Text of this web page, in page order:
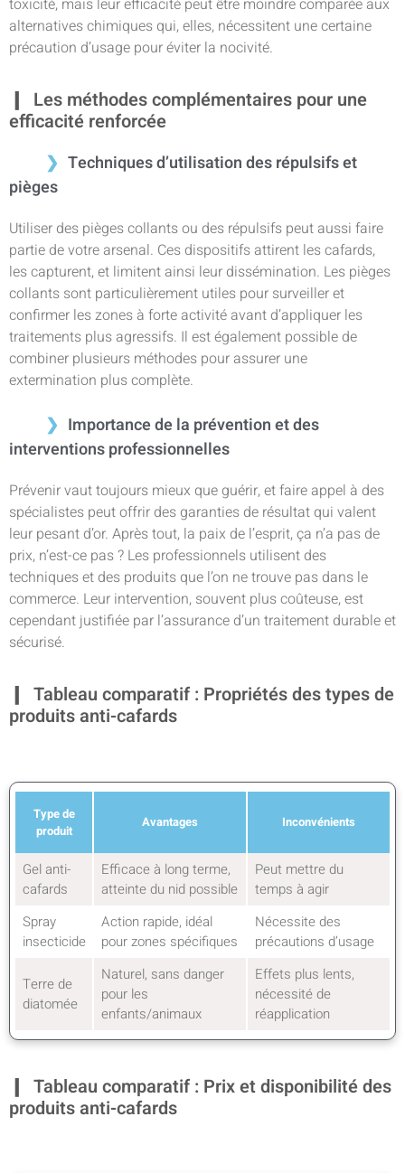
alternatives chimiques qui, elles, nécessitent une certaine
précaution d’usage pour éviter la nocivité.
Les méthodes complémentaires pour une
efficacité renforcée
Techniques d’utilisation des répulsifs et
pièges
Utiliser des pièges collants ou des répulsifs peut aussi faire
partie de votre arsenal. Ces dispositifs attirent les cafards,
les capturent, et limitent ainsi leur dissémination. Les pièges
collants sont particulièrement utiles pour surveiller et
confirmer les zones à forte activité avant d’appliquer les
traitements plus agressifs. Il est également possible de
combiner plusieurs méthodes pour assurer une
extermination plus complète.
Importance de la prévention et des
interventions professionnelles
Prévenir vaut toujours mieux que guérir, et faire appel à des
spécialistes peut offrir des garanties de résultat qui valent
leur pesant d’or. Après tout, la paix de l’esprit, ça n’a pas de
prix, n’est-ce pas ? Les professionnels utilisent des
techniques et des produits que l’on ne trouve pas dans le
commerce. Leur intervention, souvent plus coûteuse, est
cependant justifiée par l’assurance d’un traitement durable et
sécurisé.
Tableau comparatif : Propriétés des types de
produits anti-cafards
Type de
produit
Avantages Inconvénients
Gel anti-
cafards
Efficace à long terme,
atteinte du nid possible
Peut mettre du
temps à agir
Spray
insecticide
Action rapide, idéal
pour zones spécifiques
Nécessite des
précautions d’usage
Terre de
diatomée
Naturel, sans danger
pour les
enfants/animaux
Effets plus lents,
nécessité de
réapplication
Tableau comparatif : Prix et disponibilité des
produits anti-cafards